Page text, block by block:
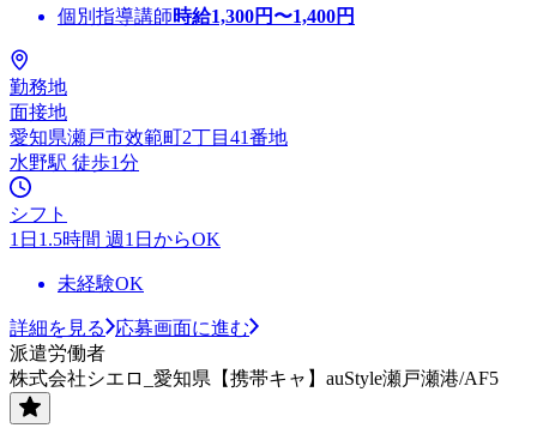
個別指導講師時給1,300円〜1,400円
勤務地
面接地
愛知県瀬戸市效範町2丁目41番地
水野駅 徒歩1分
シフト
1日1.5時間 週1日からOK
未経験OK
詳細を見る
応募画面に進む
派遣労働者
株式会社シエロ_愛知県【携帯キャ】auStyle瀬戸瀬港/AF5